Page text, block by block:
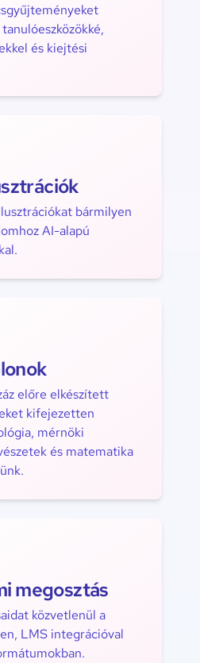
és kiejtési
bármilyen
AI-alapú
előre elkészített
kifejezetten
mérnöki
és matematika
megosztás
közvetlenül a
LMS integrációval